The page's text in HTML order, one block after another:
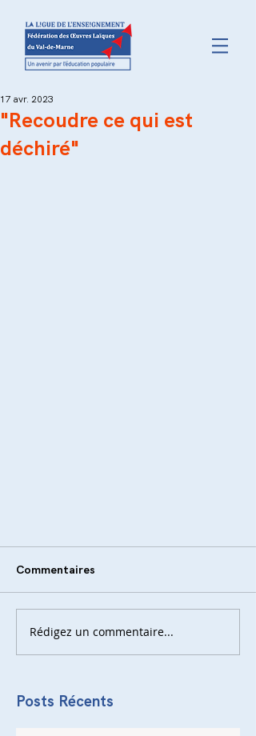
"Recoudre ce qui est
déchiré"
17 avr. 2023
Commentaires
Rédigez un commentaire...
Posts Récents